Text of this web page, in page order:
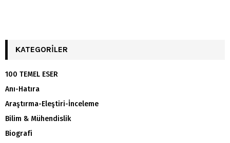
KATEGORILER
100 TEMEL ESER
Anı-Hatıra
Araştırma-Eleştiri-İnceleme
Bilim & Mühendislik
Biografi